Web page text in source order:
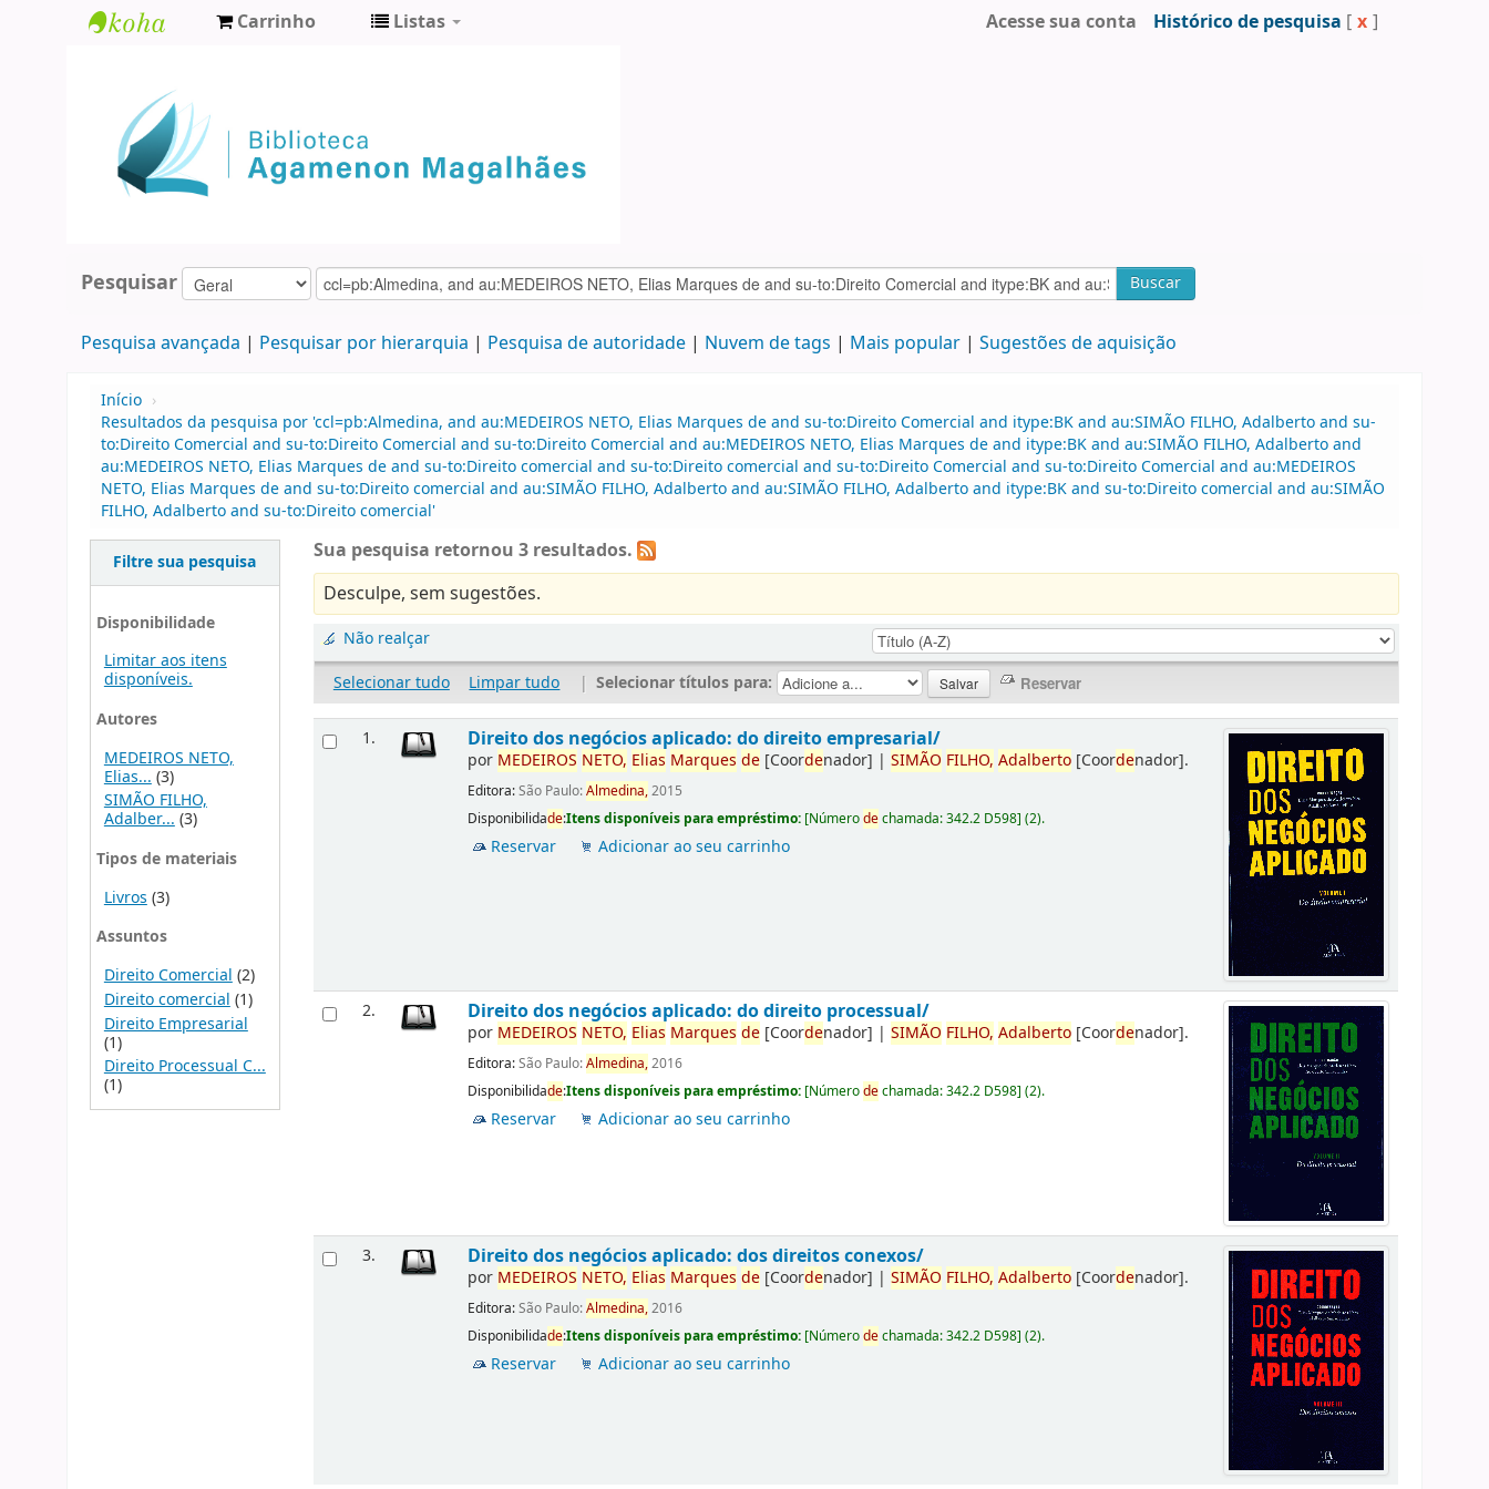
Agamenon
Magalhães
Carrinho Listas Acesse sua conta Histórico de pesquisa [ x ]
Pesquisar Buscar
Pesquisa avançada Pesquisar por hierarquia Pesquisa de autoridade Nuvem de tags Mais popular Sugestões de aquisição
Início ›
Resultados da pesquisa por 'ccl=pb:Almedina, and au:MEDEIROS NETO, Elias Marques de and su-to:Direito Comercial and itype:BK and au:SIMÃO FILHO, Adalberto and su-
to:Direito Comercial and su-to:Direito Comercial and su-to:Direito Comercial and au:MEDEIROS NETO, Elias Marques de and itype:BK and au:SIMÃO FILHO, Adalberto and
au:MEDEIROS NETO, Elias Marques de and su-to:Direito comercial and su-to:Direito comercial and su-to:Direito Comercial and su-to:Direito Comercial and au:MEDEIROS
NETO, Elias Marques de and su-to:Direito comercial and au:SIMÃO FILHO, Adalberto and au:SIMÃO FILHO, Adalberto and itype:BK and su-to:Direito comercial and au:SIMÃO
FILHO, Adalberto and su-to:Direito comercial'
Filtre sua pesquisa
Disponibilidade
Limitar aos itens
disponíveis.
Autores
MEDEIROS NETO,
Elias... (3)
SIMÃO FILHO,
Adalber...(3)
Tipos de materiais
Livros (3)
Assuntos
Direito Comercial (2)
Direito comercial (1)
Direito Empresarial
(1)
Direito Processual C...
(1)
Sua pesquisa retornou 3 resultados.
Desculpe, sem sugestões.
Não realçar
Selecionar tudo
Limpar tudo | Selecionar títulos para:
1. Direito dos negócios aplicado: do direito empresarial/
por MEDEIROS NETO, Elias Marques de [Coordenador] |SIMÃO FILHO, Adalberto [Coordenador].
Editora:São Paulo:Almedina,2015
Disponibilidade:Itens disponíveis para empréstimo: [Númerodechamada:342.2 D598](2).
Reservar Adicionar ao seu carrinho
2. Direito dos negócios aplicado: do direito processual/
por MEDEIROS NETO, Elias Marques de [Coordenador] |SIMÃO FILHO, Adalberto [Coordenador].
Editora:São Paulo:Almedina,2016
Disponibilidade:Itens disponíveis para empréstimo: [Númerodechamada:342.2 D598](2).
Reservar Adicionar ao seu carrinho
3. Direito dos negócios aplicado: dos direitos conexos/
por MEDEIROS NETO, Elias Marques de [Coordenador] |SIMÃO FILHO, Adalberto [Coordenador].
Editora:São Paulo:Almedina,2016
Disponibilidade:Itens disponíveis para empréstimo: [Númerodechamada:342.2 D598](2).
Reservar Adicionar ao seu carrinho